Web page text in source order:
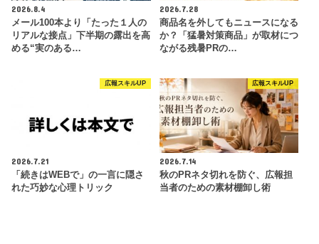
2026.8.4
メール100本より「たった１人の
リアルな接点」下半期の露出を高
める“実のある…
2026.7.28
商品名を外してもニュースになる
か？「猛暑対策商品」が取材につ
ながる残暑PRの…
広報スキルUP
2026.7.21
「続きはWEBで」の一言に隠さ
れた巧妙な心理トリック
広報スキルUP
2026.7.14
秋のPRネタ切れを防ぐ、広報担
当者のための素材棚卸し術